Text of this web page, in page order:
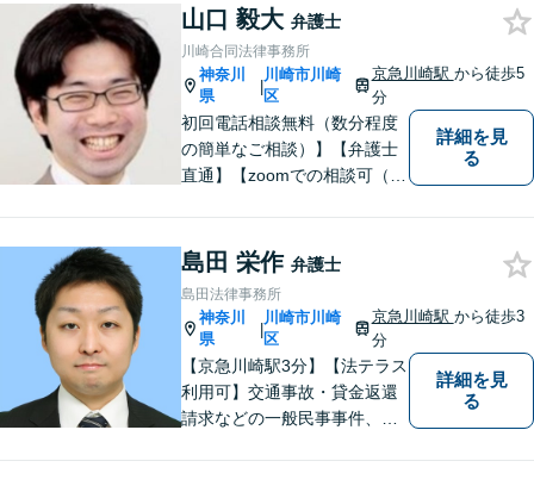
婚問題は、財産分与や慰謝料
請求に強みあり。そのほか、
交通事故・借金・企業法務に
も幅広く対応【当日・休日・
夜間相談可】
山口 毅大 弁護士
川崎合同法律事務所
神奈川
県
|
川崎市川崎
区
京急川崎駅 から徒歩5
分
初回電話相談無料（数分程度
の簡単なご相談）】【弁護士
直通】【zoomでの相談可（有
「街医者」のような弁護士
詳細を見
る
島田 栄作 弁護士
島田法律事務所
神奈川
県
|
川崎市川崎
区
京急川崎駅 から徒歩3
分
【京急川崎駅3分】【法テラス
利用可】交通事故・貸金返還
請求などの一般民事事件、離
詳細を見
る